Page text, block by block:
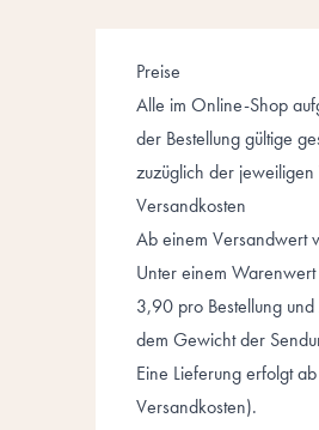
Preise
Alle im Online-Shop
der Bestellung gültige
zuzüglich der jeweiligen
Versandkosten
Ab einem Versandwert
Unter einem
3,90 pro Bestellung
dem Gewicht der
Eine Lieferung erfolgt
Versandkosten).